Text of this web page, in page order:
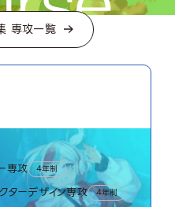
専攻一覧
専攻 4年制
ターデザイン専攻 4年制